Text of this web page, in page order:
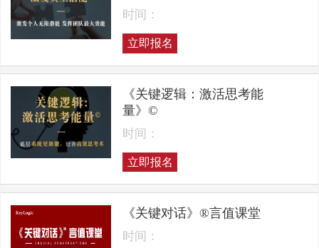
时间：
立即报名
《关键逻辑：激活思考能
量》©
时间：
立即报名
《关键对话》®言值课堂
时间：